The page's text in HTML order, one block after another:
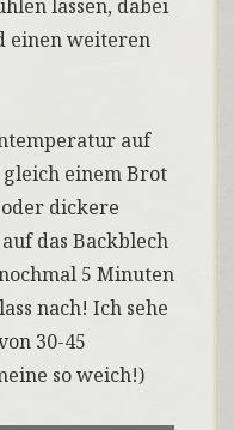
lassen, dabei
einen weiteren
auf
gleich einem Brot
dickere
das Backblech
5 Minuten
nach! Ich sehe
30-45
so weich!)